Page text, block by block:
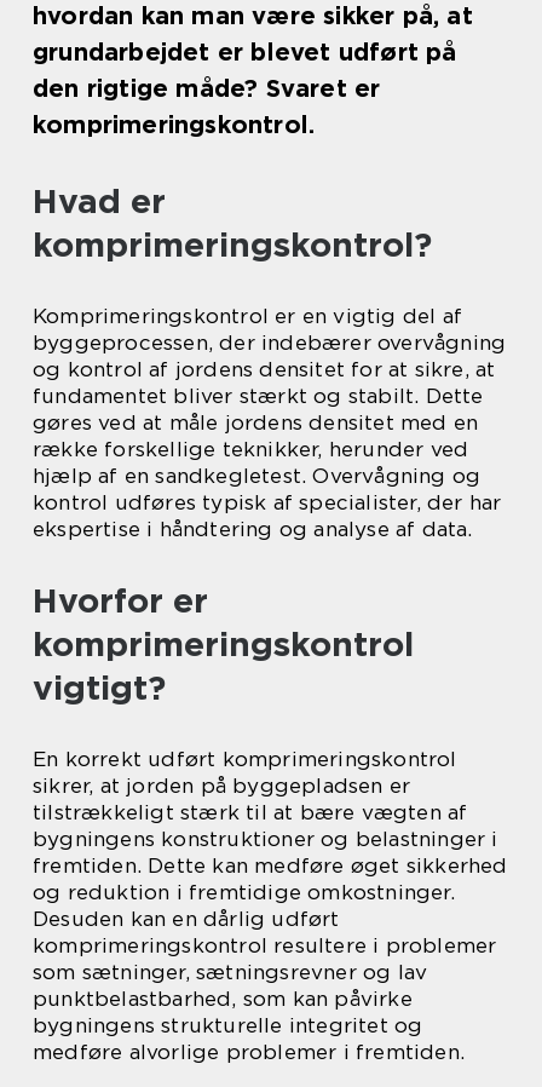
hvordan kan man være sikker på, at
grundarbejdet er blevet udført på
den rigtige måde? Svaret er
komprimeringskontrol.
Hvad er
komprimeringskontrol?
Komprimeringskontrol er en vigtig del af
byggeprocessen, der indebærer overvågning
og kontrol af jordens densitet for at sikre, at
fundamentet bliver stærkt og stabilt. Dette
gøres ved at måle jordens densitet med en
række forskellige teknikker, herunder ved
hjælp af en sandkegletest. Overvågning og
kontrol udføres typisk af specialister, der har
ekspertise i håndtering og analyse af data.
Hvorfor er
komprimeringskontrol
vigtigt?
En korrekt udført komprimeringskontrol
sikrer, at jorden på byggepladsen er
tilstrækkeligt stærk til at bære vægten af
bygningens konstruktioner og belastninger i
fremtiden. Dette kan medføre øget sikkerhed
og reduktion i fremtidige omkostninger.
Desuden kan en dårlig udført
komprimeringskontrol resultere i problemer
som sætninger, sætningsrevner og lav
punktbelastbarhed, som kan påvirke
bygningens strukturelle integritet og
medføre alvorlige problemer i fremtiden.